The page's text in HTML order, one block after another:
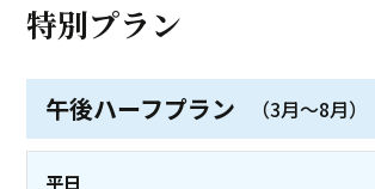
特別プラン
午後ハーフプラン （3月～8月）
平日